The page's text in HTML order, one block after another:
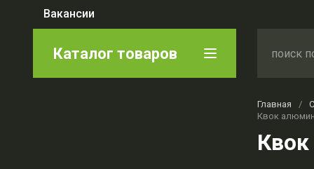
Вакансии
Каталог товаров
Главная /
Квок